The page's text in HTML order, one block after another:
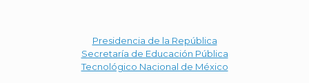
Presidencia de la República
Secretaría de Educación Pública
Tecnológico Nacional de México